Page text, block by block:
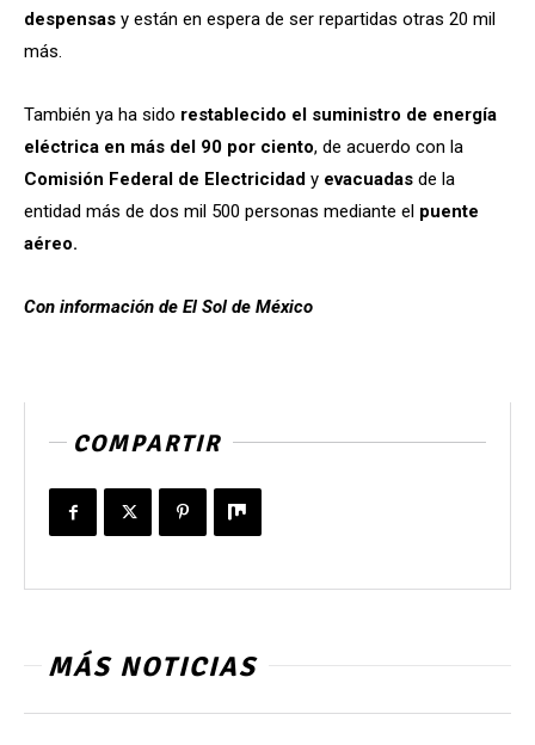
despensas y están en espera de ser repartidas otras 20 mil
más.
También ya ha sido restablecido el suministro de energía
eléctrica en más del 90 por ciento, de acuerdo con la
Comisión Federal de Electricidad y evacuadas de la
entidad más de dos mil 500 personas mediante el puente
aéreo.
Con información de El Sol de México
COMPARTIR
MÁS NOTICIAS